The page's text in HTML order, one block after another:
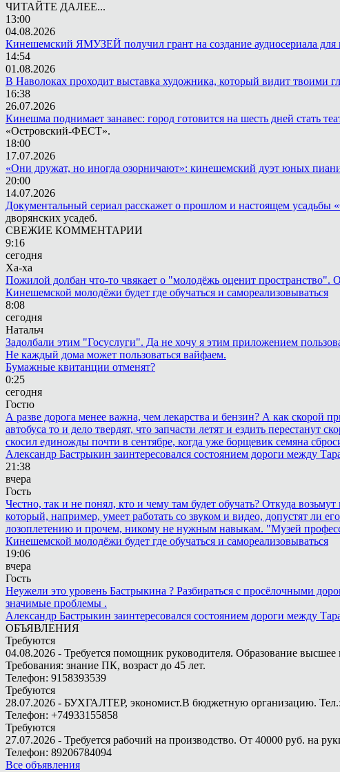
ЧИТАЙТЕ ДАЛЕЕ...
13:00
04.08.2026
Кинешемский ЯМУЗЕЙ получил грант на создание аудиосериала для
14:54
01.08.2026
В Наволоках проходит выставка художника, который видит твоими
16:38
26.07.2026
Кинешма поднимает занавес: город готовится на шесть дней стать
«Островский-ФЕСТ».
18:00
17.07.2026
«Они дружат, но иногда озорничают»: кинешемский дуэт юных
20:00
14.07.2026
Документальный сериал расскажет о прошлом и настоящем усадьбы
дворянских усадеб.
СВЕЖИЕ КОММЕНТАРИИ
9:16
сегодня
Ха-ха
Пожилой долбан что-то чвякает о "молодёжь оценит пространство".
Кинешемской молодёжи будет где обучаться и самореализовываться
8:08
сегодня
Натальч
Задолбали этим "Госуслуги". Да не хочу я этим приложением
Не каждый дома может пользоваться вайфаем.
Бумажные квитанции отменят?
0:25
сегодня
Гостю
А разве дорога менее важна, чем лекарства и бензин? А как скорой
автобуса то и дело твердят, что запчасти летят и ездить
скосил единожды почти в сентябре, когда уже борщевик семяна
Александр Бастрыкин заинтересовался состоянием дороги между
21:38
вчера
Гость
Честно, так и не понял, кто и чему там будет обучать? Откуда
который, например, умеет работать со звуком и видео, допустят ли
лозоплетению и прочем, никому не нужным навыкам. "Музей
Кинешемской молодёжи будет где обучаться и самореализовываться
19:06
вчера
Гость
Неужели это уровень Бастрыкина ? Разбираться с просёлочными
значимые проблемы .
Александр Бастрыкин заинтересовался состоянием дороги между
ОБЪЯВЛЕНИЯ
Требуются
04.08.2026 - Требуется помощник руководителя. Образование
Требования: знание ПК, возраст до 45 лет.
Телефон: 9158393539
Требуются
28.07.2026 - БУХГАЛТЕР, экономист.В бюджетную организацию.
Телефон: +74933155858
Требуются
27.07.2026 - Требуется рабочий на производство. От 40000 руб. на
Телефон: 89206784094
Все объявления